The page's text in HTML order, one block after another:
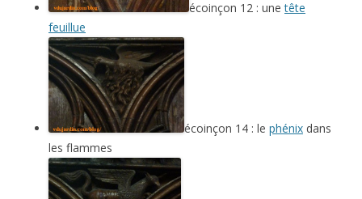
écoinçon 12 : unetête
feuillue
écoinçon 14 : le phénix dans
les flammes